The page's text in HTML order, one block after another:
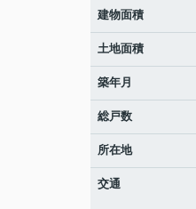
建物面積
土地面積
築年月
総戸数
所在地
交通